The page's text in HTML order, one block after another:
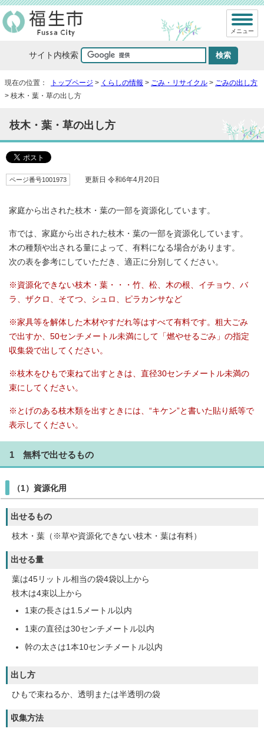
サイト内検索
メニュー
現在の位置： トップページ > くらしの情報 > ごみ・リサイクル > ごみの出し方
> 枝木・葉・草の出し方
枝木・葉・草の出し方
ページ番号1001973 更新日 令和6年4月20日
家庭から出された枝木・葉の一部を資源化しています。
市では、家庭から出された枝木・葉の一部を資源化しています。
木の種類や出される量によって、有料になる場合があります。
次の表を参考にしていただき、適正に分別してください。
※資源化できない枝木・葉・・・竹、松、木の根、イチョウ、バ
ラ、ザクロ、そてつ、シュロ、ピラカンサなど
※家具等を解体した木材やすだれ等はすべて有料です。粗大ごみ
で出すか、50センチメートル未満にして「燃やせるごみ」の指定
収集袋で出してください。
※枝木をひもで束ねて出すときは、直径30センチメートル未満の
束にしてください。
※とげのある枝木類を出すときには、“キケン”と書いた貼り紙等で
表示してください。
1 無料で出せるもの
（1）資源化用
出せるもの
枝木・葉（※草や資源化できない枝木・葉は有料）
出せる量
葉は45リットル相当の袋4袋以上から
枝木は4束以上から
1束の長さは1.5メートル以内
1束の直径は30センチメートル以内
幹の太さは1本10センチメートル以内
出し方
ひもで束ねるか、透明または半透明の袋
収集方法